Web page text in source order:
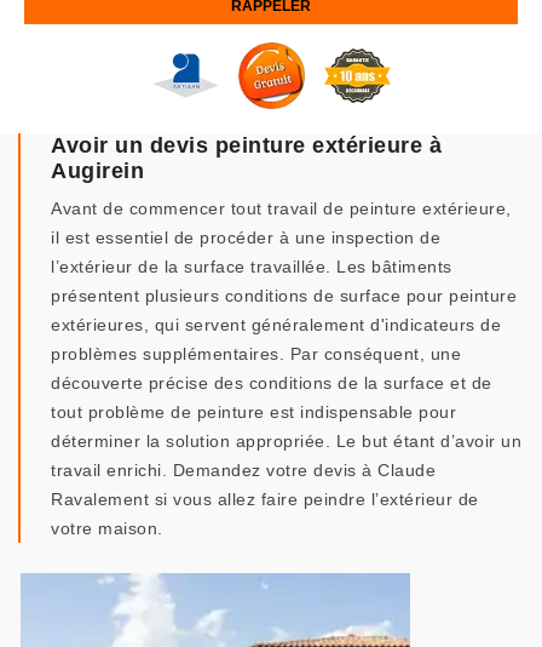
Avoir un devis peinture extérieure à
Augirein
Avant de commencer tout travail de peinture extérieure,
il est essentiel de procéder à une inspection de
l’extérieur de la surface travaillée. Les bâtiments
présentent plusieurs conditions de surface pour peinture
extérieures, qui servent généralement d'indicateurs de
problèmes supplémentaires. Par conséquent, une
découverte précise des conditions de la surface et de
tout problème de peinture est indispensable pour
déterminer la solution appropriée. Le but étant d’avoir un
travail enrichi. Demandez votre devis à Claude
Ravalement si vous allez faire peindre l’extérieur de
votre maison.